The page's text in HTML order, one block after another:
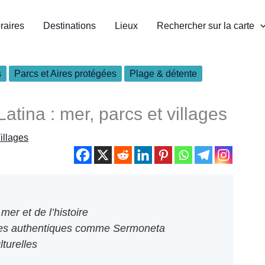
Destinations Lieux Rechercher sur la carte
Parcs et Aires protégées
Plage & détente
: mer, parcs et villages
et de l’histoire
authentiques comme Sermoneta